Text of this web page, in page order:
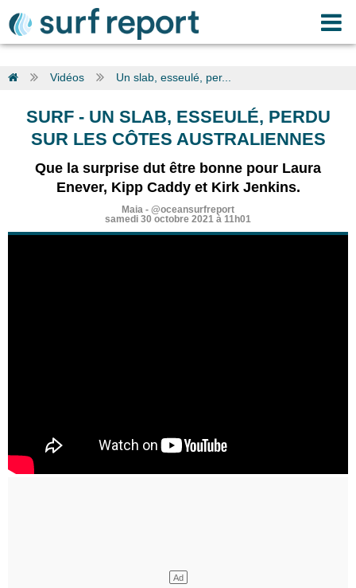
Vidéos Un slab, esseulé, per...
SURF- UN SLAB, ESSEULÉ, PERDU
SUR LES CÔTES AUSTRALIENNES
Que la surprise dut être bonne pour Laura
Enever, Kipp Caddy et Kirk Jenkins.
Maia - @oceansurfreport
samedi 30 octobre 2021 à 11h01